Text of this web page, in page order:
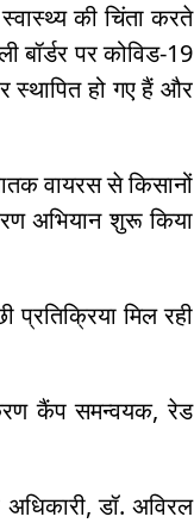
की चिंता करते
बॉर्डर पर कोविड-19
स्थापित हो गए हैं और
वायरस से किसानों
अभियान शुरू किया
प्रतिक्रिया मिल रही
कैंप समन्वयक, रेड
अधिकारी, डॉ. अविरल